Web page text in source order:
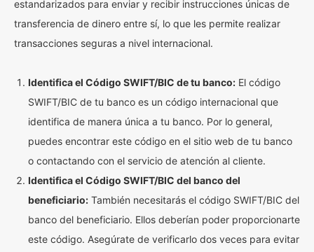
estandarizados para enviar y recibir instrucciones únicas de
transferencia de dinero entre sí, lo que les permite realizar
transacciones seguras a nivel internacional.
Identifica el Código SWIFT/BIC de tu banco: El código
SWIFT/BIC de tu banco es un código internacional que
identifica de manera única a tu banco. Por lo general,
puedes encontrar este código en el sitio web de tu banco
o contactando con el servicio de atención al cliente.
Identifica el Código SWIFT/BIC del banco del
beneficiario: También necesitarás el código SWIFT/BIC del
banco del beneficiario. Ellos deberían poder proporcionarte
este código. Asegúrate de verificarlo dos veces para evitar